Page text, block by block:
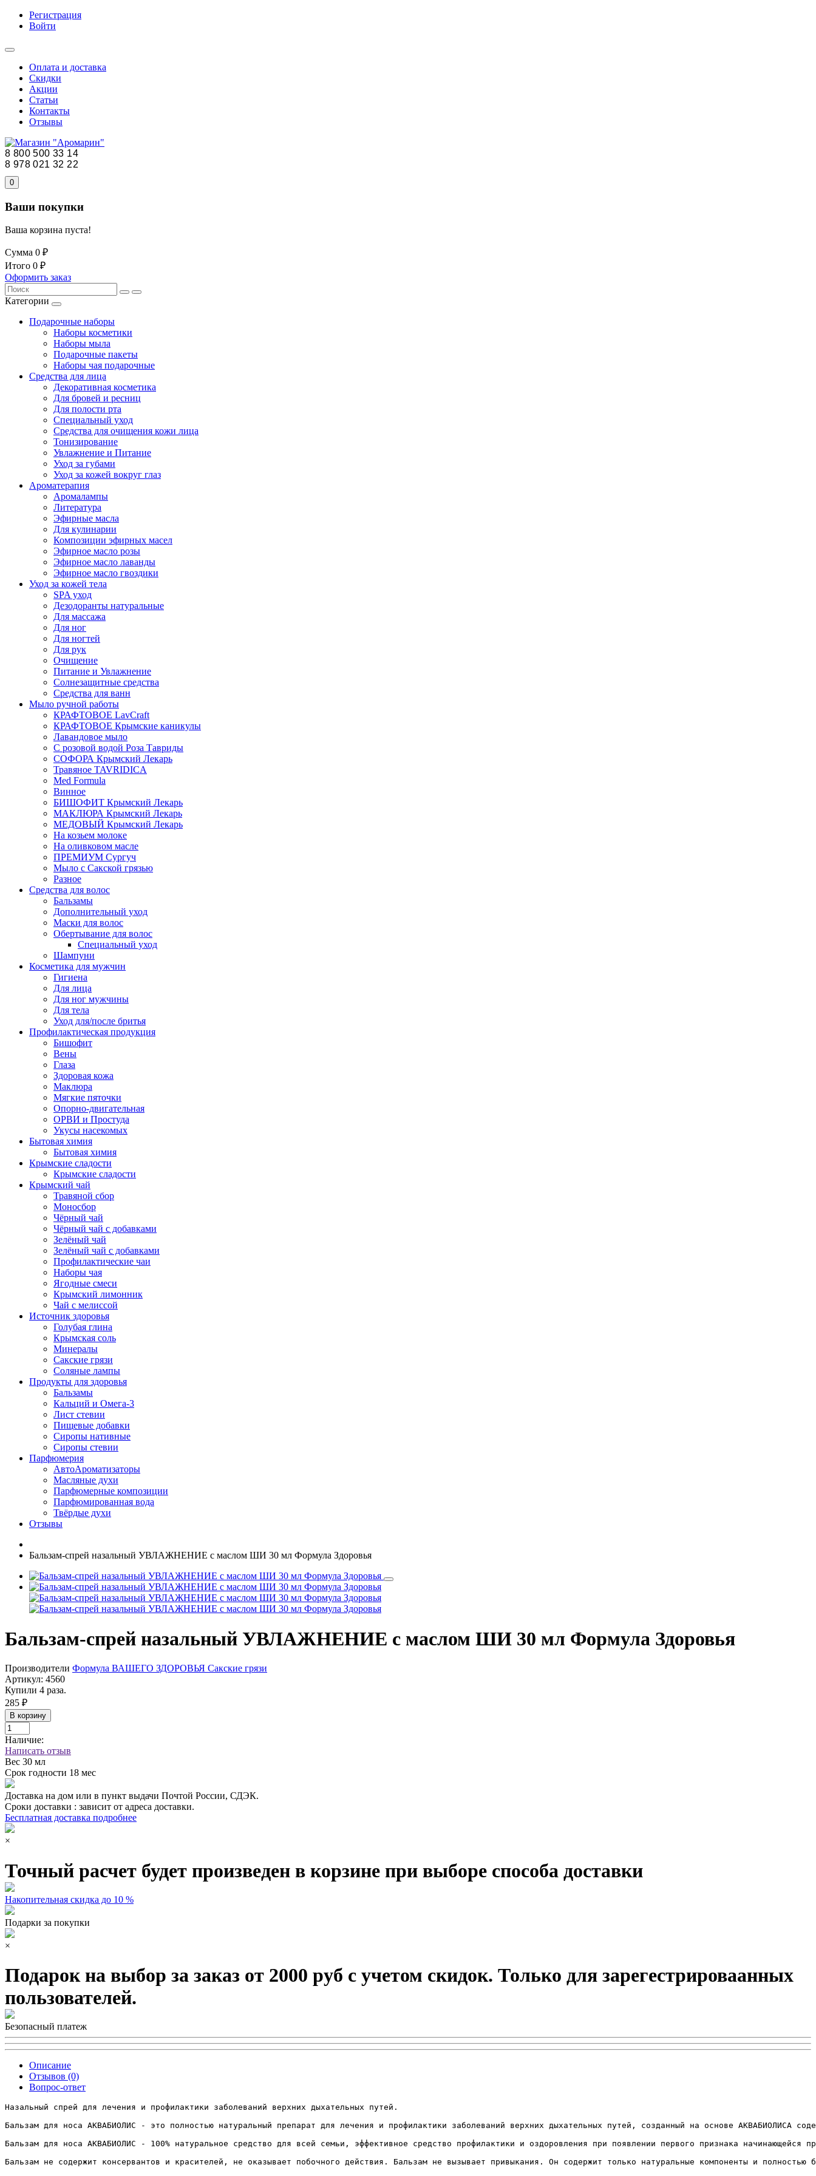
Регистрация
Войти
Оплата и доставка
Скидки
Акции
Статьи
Контакты
Отзывы
8 800 500 33 14
8 978 021 32 22
0
Ваши покупки
Ваша корзина пуста!
Сумма 0 ₽
Итого 0 ₽
Оформить заказ
Категории
Подарочные наборы
Наборы косметики
Наборы мыла
Подарочные пакеты
Наборы чая подарочные
Средства для лица
Декоративная косметика
Для бровей и ресниц
Для полости рта
Специальный уход
Средства для очищения кожи лица
Тонизирование
Увлажнение и Питание
Уход за губами
Уход за кожей вокруг глаз
Ароматерапия
Аромалампы
Литература
Эфирные масла
Для кулинарии
Композиции эфирных масел
Эфирное масло розы
Эфирное масло лаванды
Эфирное масло гвоздики
Уход за кожей тела
SPA уход
Дезодоранты натуральные
Для массажа
Для ног
Для ногтей
Для рук
Очищение
Питание и Увлажнение
Солнезащитные средства
Средства для ванн
Мыло ручной работы
КРАФТОВОЕ LavCraft
КРАФТОВОЕ Крымские каникулы
Лавандовое мыло
С розовой водой Роза Тавриды
СОФОРА Крымский Лекарь
Травяное TAVRIDICA
Med Formula
Винное
БИШОФИТ Крымский Лекарь
МАКЛЮРА Крымский Лекарь
МЕДОВЫЙ Крымский Лекарь
На козьем молоке
На оливковом масле
ПРЕМИУМ Сургуч
Мыло с Сакской грязью
Разное
Средства для волос
Бальзамы
Дополнительный уход
Маски для волос
Обертывание для волос
Специальный уход
Шампуни
Косметика для мужчин
Гигиена
Для лица
Для ног мужчины
Для тела
Уход для/после бритья
Профилактическая продукция
Бишофит
Вены
Глаза
Здоровая кожа
Маклюра
Мягкие пяточки
Опорно-двигательная
ОРВИ и Простуда
Укусы насекомых
Бытовая химия
Бытовая химия
Крымские сладости
Крымские сладости
Крымский чай
Травяной сбор
Моносбор
Чёрный чай
Чёрный чай с добавками
Зелёный чай
Зелёный чай с добавками
Профилактические чаи
Наборы чая
Ягодные смеси
Крымский лимонник
Чай с мелиссой
Источник здоровья
Голубая глина
Крымская соль
Минералы
Сакские грязи
Соляные лампы
Продукты для здоровья
Бальзамы
Кальций и Омега-3
Лист стевии
Пищевые добавки
Сиропы нативные
Сиропы стевии
Парфюмерия
АвтоАроматизаторы
Масляные духи
Парфюмерные композиции
Парфюмированная вода
Твёрдые духи
Отзывы
Бальзам-спрей назальный УВЛАЖНЕНИЕ с маслом ШИ 30 мл Формула Здоровья
Бальзам-спрей назальный УВЛАЖНЕНИЕ с маслом ШИ 30 мл Формула Здоровья
Производители Формула ВАШЕГО ЗДОРОВЬЯ Сакские грязи
Артикул: 4560
Купили 4 раза.
285 ₽
В корзину
Наличие:
Написать отзыв
Вес 30 мл
Срок годности 18 мес
Доставка на дом или в пункт выдачи Почтой России, СДЭК.
Сроки доставки : зависит от адреса доставки.
Бесплатная доставка подробнее
×
Точный расчет будет произведен в корзине при выборе способа доставки
Накопительная скидка до 10 %
Подарки за покупки
×
Подарок на выбор за заказ от 2000 руб с учетом скидок. Только для зарегестрироваанных
пользователей.
Безопасный платеж
Описание
Отзывов (0)
Вопрос-ответ
Назальный спрей для лечения и профилактики заболеваний верхних дыхательных путей.
Бальзам для носа АКВАБИОЛИС - это полностью натуральный препарат для лечения и профилактики заболеваний верхних дыхательных путей, созданный на основе
Бальзам для носа АКВАБИОЛИС - 100% натуральное средство для всей семьи, эффективное средство профилактики и оздоровления при появлении первого признака
Бальзам не содержит консервантов и красителей, не оказывает побочного действия. Бальзам не вызывает привыкания. Он содержит только натуральные компоненты и полностью